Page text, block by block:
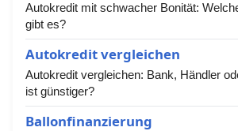
Autokredit mit schwacher Bonität:
gibt es?
Autokredit vergleichen
Autokredit vergleichen: Bank, Händler
ist günstiger?
Ballonfinanzierung